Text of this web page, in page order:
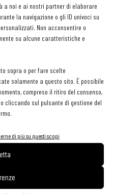
a noi e ai nostri partner di elaborare
la navigazione o gli ID univoci su
Non acconsentire o
su alcune caratteristiche e
sopra o per fare scelte
solamente a questo sito. È possibile
compreso il ritiro del consenso,
cliccando sul pulsante di gestione del
di più su questi scopi
combinino conoscenza ed
con un menu studiato
(e di comunicarlo bene), di
e di vendere di